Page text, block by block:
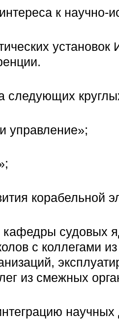
к научно-
следующих
управление»;
корабельной
судовых
с коллегами
из смежных